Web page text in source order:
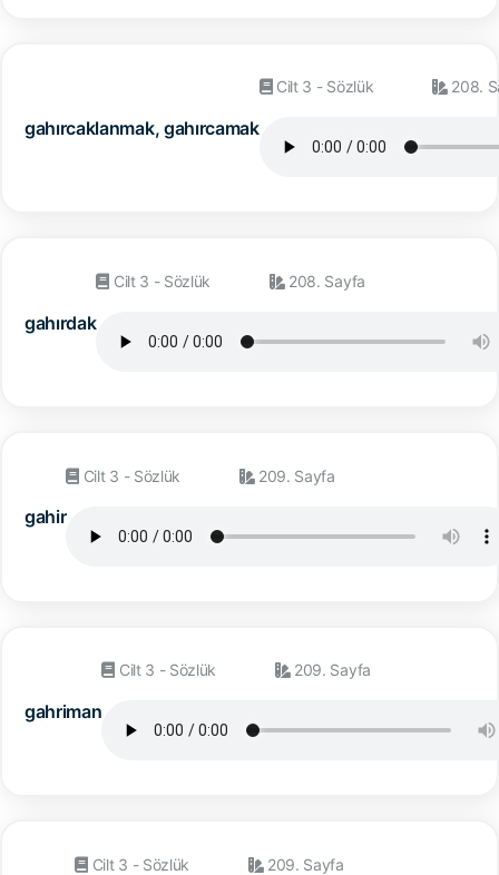
gahırcaklanmak, gahırcamak
Cilt 3 - Sözlük 208.
gahırdak
Cilt 3 - Sözlük 208. Sayfa
gahir
Cilt 3 - Sözlük 209. Sayfa
gahriman
Cilt 3 - Sözlük 209. Sayfa
Cilt 3 - Sözlük 209. Sayfa